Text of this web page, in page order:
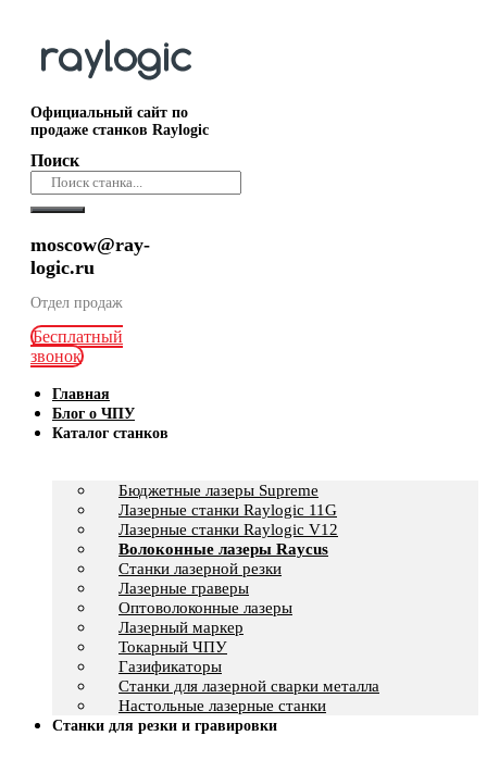
Официальный сайт по
продаже станков Raylogic
Поиск
moscow@ray-
logic.ru
Отдел продаж
Бесплатный
звонок
Главная
Блог о ЧПУ
Каталог станков
Бюджетные лазеры Supreme
Лазерные станки Raylogic 11G
Лазерные станки Raylogic V12
Волоконные лазеры Raycus
Станки лазерной резки
Лазерные граверы
Оптоволоконные лазеры
Лазерный маркер
Токарный ЧПУ
Газификаторы
Cтанки для лазерной сварки металла
Настольные лазерные станки
Станки для резки и гравировки